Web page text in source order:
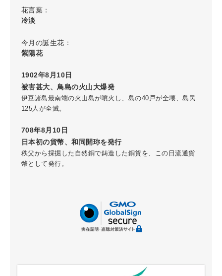
花言葉：
冷淡
今月の誕生花：
紫陽花
1902年8月10日
被害甚大、鳥島の火山大爆発
伊豆諸島最南端の火山島が噴火し、島の40戸が全壊、島民
125人が全滅。
708年8月10日
日本初の貨幣、和同開珎を発行
秩父から採掘した自然銅で鋳造した銅貨を、この日流通貨
幣として発行。